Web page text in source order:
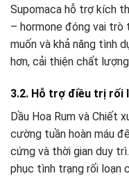
Supomaca hỗ trợ kích
– hormone đóng vai
muốn và khả năng tình
hơn, cải thiện chất
3.2. Hỗ trợ điều trị rối
Dầu Hoa Rum và Chiết
cường tuần hoàn máu
cứng và thời gian duy
phục tình trạng rối loạn